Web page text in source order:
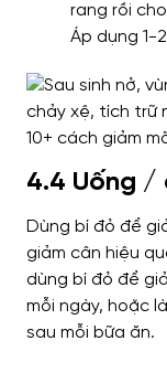
rang rồi
Áp dụng 1-
4.4 Uống /
Dùng bí đỏ để
giảm cân hiệu
dùng bí đỏ để
mỗi ngày, hoặc
sau mỗi bữa ăn.